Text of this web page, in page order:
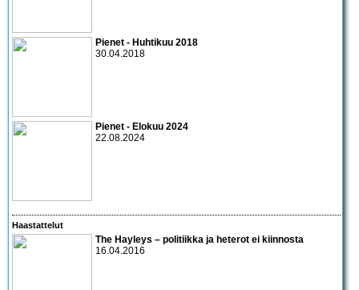
Pienet - Huhtikuu 2018
30.04.2018
Pienet - Elokuu 2024
22.08.2024
Haastattelut
The Hayleys – politiikka ja heterot ei kiinnosta
16.04.2016